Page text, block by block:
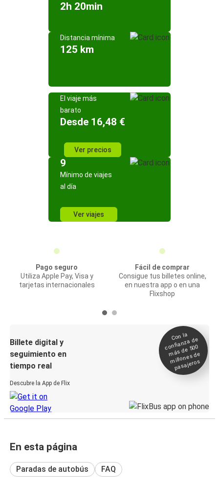
2h 20min
Distancia mínima
125 km
El viaje más
barato
Desde 16,48 €
Ver precios
9
Mínimo de viajes
al día
Ver viajes
Pago seguro
Utiliza Apple Pay, Visa y
tarjetas internacionales
Fácil de comprar
Consigue tus billetes online,
en nuestra app o en una
Flixshop
Billete digital y
seguimiento en
tiempo real
Descubre la App de Flix
Con la
confianza de
más de 500
millones de
pasajeros
En esta página
Paradas de autobús FAQ